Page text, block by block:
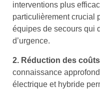
interventions plus
particulièrement crucial
équipes de secours qui
d’urgence.
2. Réduction des
connaissance
électrique et hybride